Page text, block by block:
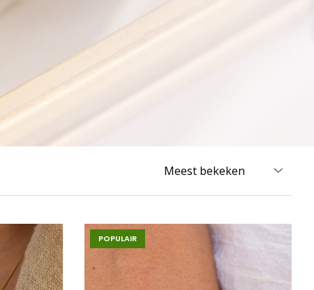
POPULAIR